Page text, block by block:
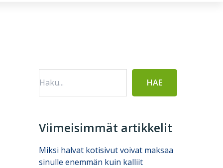
Viimeisimmät artikkelit
Miksi halvat kotisivut voivat maksaa
sinulle enemmän kuin kalliit